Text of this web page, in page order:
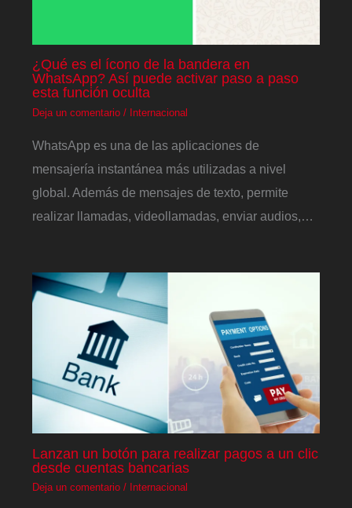
¿Qué es el ícono de la bandera en
WhatsApp? Así puede activar paso a paso
esta función oculta
Deja un comentario / Internacional
WhatsApp es una de las aplicaciones de
mensajería instantánea más utilizadas a nivel
global. Además de mensajes de texto, permite
realizar llamadas, videollamadas, enviar audios,…
Lanzan un botón para realizar pagos a un clic
desde cuentas bancarias
Deja un comentario / Internacional